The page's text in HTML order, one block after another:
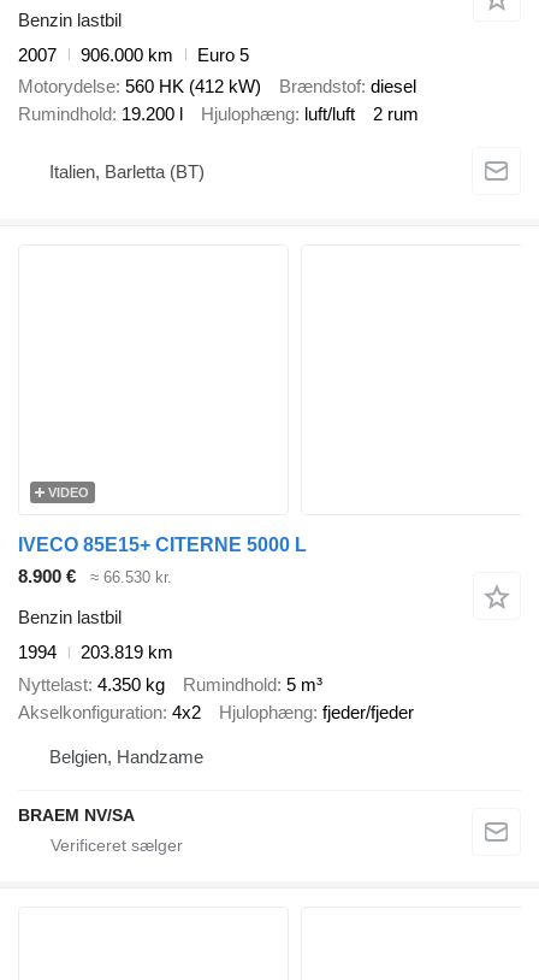
Benzin lastbil
2007
906.000 km
Euro 5
Motorydelse 560 HK (412 kW) Brændstof diesel
Rumindhold 19.200 l Hjulophæng luft/luft 2 rum
Italien, Barletta (BT)
VIDEO
IVECO 85E15+ CITERNE 5000 L
8.900 €
≈ 66.530 kr.
Benzin lastbil
1994
203.819 km
Nyttelast 4.350 kg Rumindhold 5 m³
Akselkonfiguration 4x2 Hjulophæng fjeder/fjeder
Belgien, Handzame
BRAEM NV/SA